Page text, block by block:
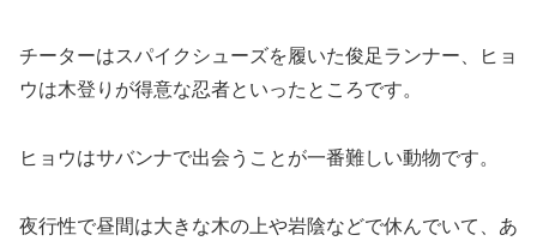
チーターはスパイクシューズを履いた俊足ランナー、ヒョ
ウは木登りが得意な忍者といったところです。
ヒョウはサバンナで出会うことが一番難しい動物です。
夜行性で昼間は大きな木の上や岩陰などで休んでいて、あ